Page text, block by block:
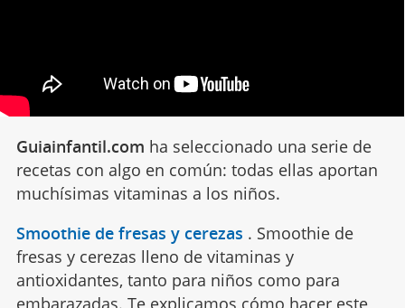
Guiainfantil.com ha seleccionado una serie de
recetas con algo en común: todas ellas aportan
muchísimas vitaminas a los niños.
Smoothie de fresas y cerezas . Smoothie de
fresas y cerezas lleno de vitaminas y
antioxidantes, tanto para niños como para
embarazadas. Te explicamos cómo hacer este